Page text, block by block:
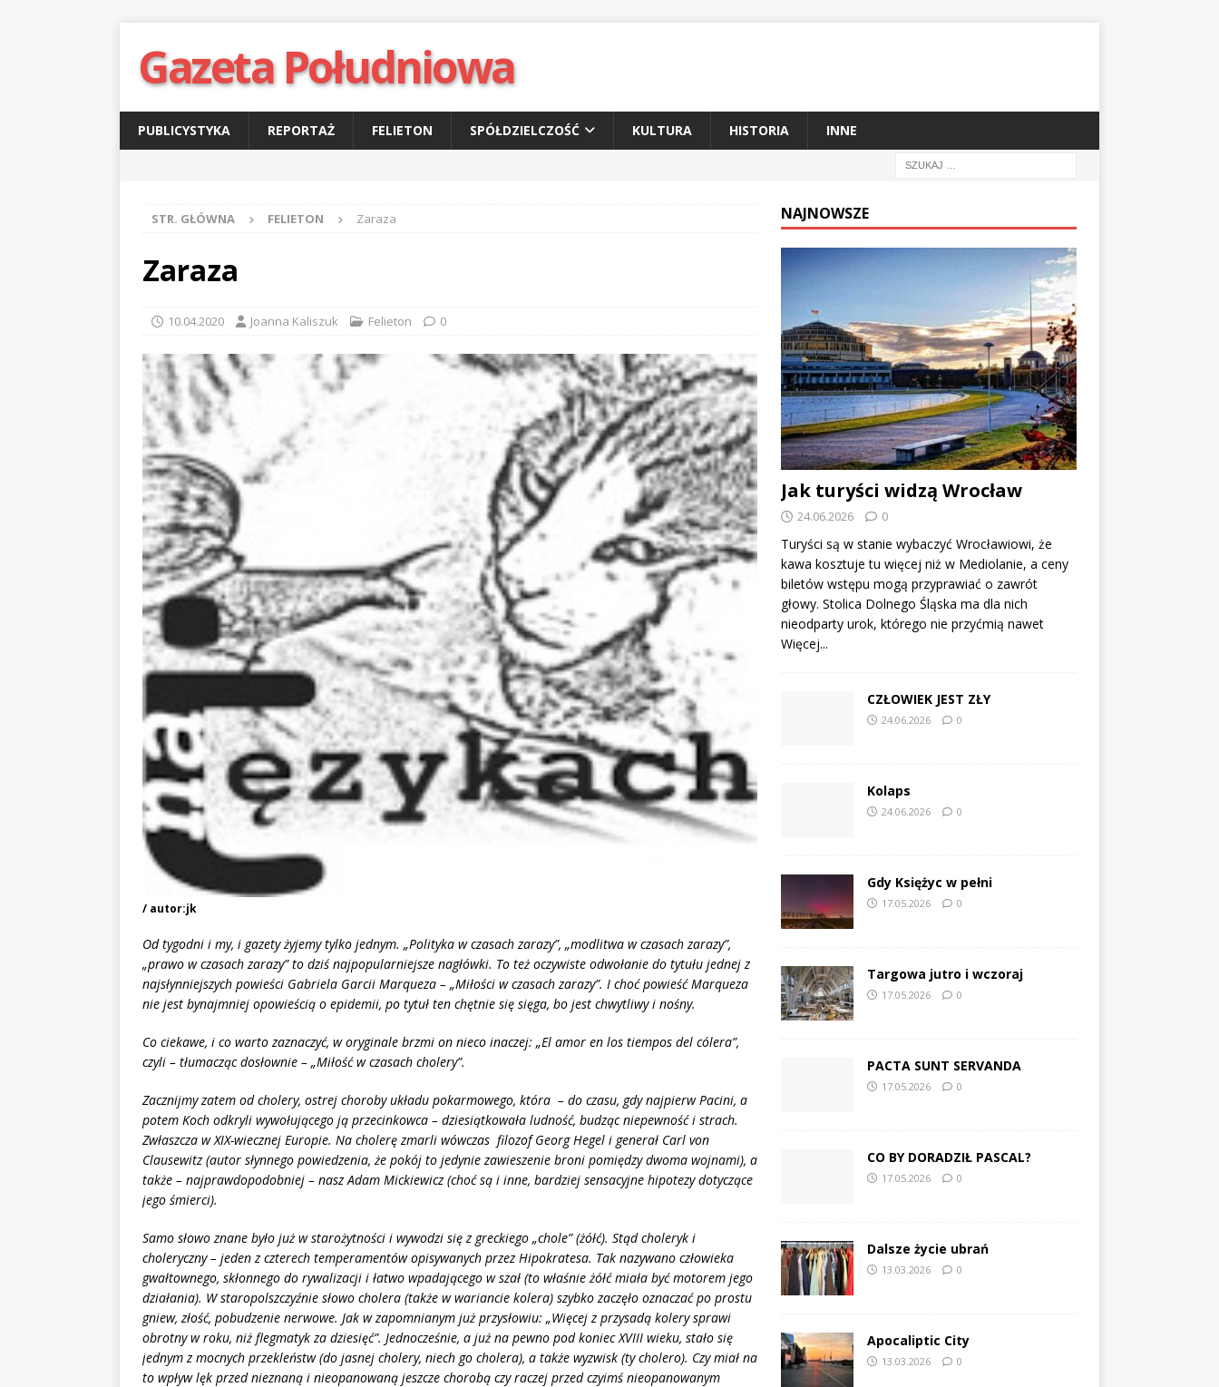
Gazeta Południowa
PUBLICYSTYKA REPORTAŻ FELIETON SPÓŁDZIELCZOŚĆ KULTURA HISTORIA INNE
STR. GŁÓWNA FELIETON Zaraza
Zaraza
10.04.2020 Joanna Kaliszuk Felieton 0
/ autor:jk
Od tygodni i my, i gazety żyjemy tylko jednym. „Polityka w czasach zarazy”, „modlitwa w czasach zarazy”,
„prawo w czasach zarazy” to dziś najpopularniejsze nagłówki. To też oczywiste odwołanie do tytułu jednej z
najsłynniejszych powieści Gabriela Garcii Marqueza – „Miłości w czasach zarazy”. I choć powieść Marqueza
nie jest bynajmniej opowieścią o epidemii, po tytuł ten chętnie się sięga, bo jest chwytliwy i nośny.
Co ciekawe, i co warto zaznaczyć, w oryginale brzmi on nieco inaczej: „El amor en los tiempos del cólera”,
czyli – tłumacząc dosłownie – „Miłość w czasach cholery”.
Zacznijmy zatem od cholery, ostrej choroby układu pokarmowego, która – do czasu, gdy najpierw Pacini, a
potem Koch odkryli wywołującego ją przecinkowca – dziesiątkowała ludność, budząc niepewność i strach.
Zwłaszcza w XIX-wiecznej Europie. Na cholerę zmarli wówczas filozof Georg Hegel i generał Carl von
Clausewitz (autor słynnego powiedzenia, że pokój to jedynie zawieszenie broni pomiędzy dwoma wojnami), a
także – najprawdopodobniej – nasz Adam Mickiewicz (choć są i inne, bardziej sensacyjne hipotezy dotyczące
jego śmierci).
Samo słowo znane było już w starożytności i wywodzi się z greckiego „chole” (żółć). Stąd choleryk i
choleryczny – jeden z czterech temperamentów opisywanych przez Hipokratesa. Tak nazywano człowieka
gwałtownego, skłonnego do rywalizacji i łatwo wpadającego w szał (to właśnie żółć miała być motorem jego
działania). W staropolszczyźnie słowo cholera (także w wariancie kolera) szybko zaczęło oznaczać po prostu
gniew, złość, pobudzenie nerwowe. Jak w zapomnianym już przysłowiu: „Więcej z przysadą kolery sprawi
obrotny w roku, niż flegmatyk za dziesięć”. Jednocześnie, a już na pewno pod koniec XVIII wieku, stało się
jednym z mocnych przekleństw (do jasnej cholery, niech go cholera), a także wyzwisk (ty cholero). Czy miał na
to wpływ lęk przed nieznaną i nieopanowaną jeszcze chorobą czy raczej przed czyimś nieopanowanym
NAJNOWSZE
Jak turyści widzą Wrocław
24.06.2026 0
Turyści są w stanie wybaczyć Wrocławiowi, że
kawa kosztuje tu więcej niż w Mediolanie, a ceny
biletów wstępu mogą przyprawiać o zawrót
głowy. Stolica Dolnego Śląska ma dla nich
nieodparty urok, którego nie przyćmią nawet
Więcej...
CZŁOWIEK JEST ZŁY
24.06.2026 0
Kolaps
24.06.2026 0
Gdy Księżyc w pełni
17.05.2026 0
Targowa jutro i wczoraj
17.05.2026 0
PACTA SUNT SERVANDA
17.05.2026 0
CO BY DORADZIŁ PASCAL?
17.05.2026 0
Dalsze życie ubrań
13.03.2026 0
Apocaliptic City
13.03.2026 0